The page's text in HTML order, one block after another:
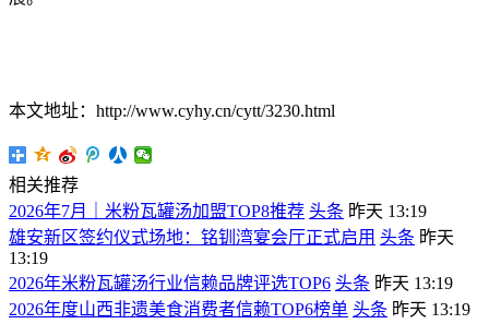
本文地址：http://www.cyhy.cn/cytt/3230.html
相关推荐
2026年7月｜米粉瓦罐汤加盟TOP8推荐 头条 昨天 13:19
雄安新区签约仪式场地：铭钏湾宴会厅正式启用 头条 昨天
13:19
2026年米粉瓦罐汤行业信赖品牌评选TOP6 头条 昨天 13:19
2026年度山西非遗美食消费者信赖TOP6榜单 头条 昨天 13:19